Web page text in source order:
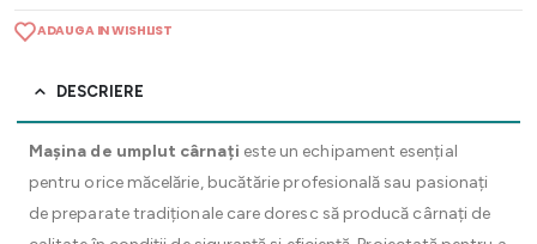
ADAUGA IN WISHLIST
DESCRIERE
Mașina de umplut cârnați este un echipament esențial
pentru orice măcelărie, bucătărie profesională sau pasionați
de preparate tradiționale care doresc să producă cârnați de